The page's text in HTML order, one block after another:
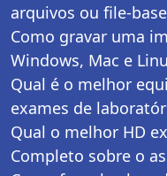
arquivos ou file-
Como gravar uma
Windows, Mac e
Qual é o melhor
exames de
Qual o melhor HD
Completo sobre o